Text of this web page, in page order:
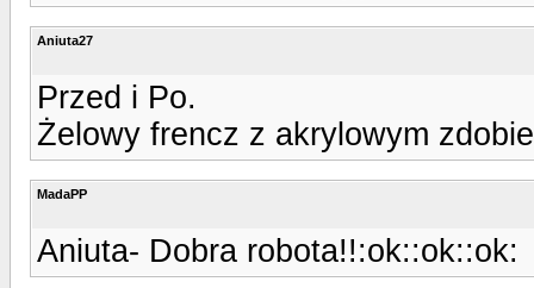
Aniuta27
Przed i Po.
Żelowy frencz z akrylowym
MadaPP
Aniuta- Dobra robota!!:ok::ok::ok: